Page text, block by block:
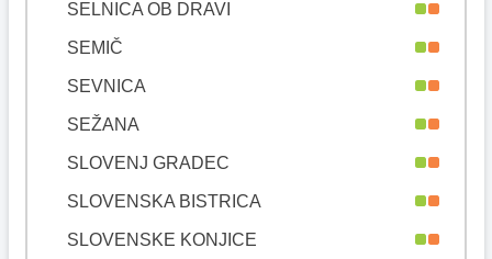
SELNICA OB DRAVI
SEMIČ
SEVNICA
SEŽANA
SLOVENJ GRADEC
SLOVENSKA BISTRICA
SLOVENSKE KONJICE